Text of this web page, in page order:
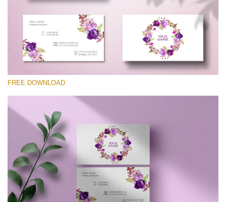
선택 해주세요
Free Template #34
Photography Flyer Template
무료 다운로드
FREE DOWNLOAD